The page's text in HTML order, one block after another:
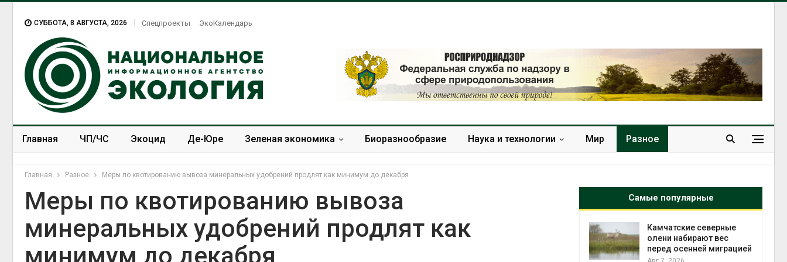
СУББОТА, 8 АВГУСТА, 2026 Спецпроекты ЭкоКалендарь
Главная ЧП/ЧС Экоцид Де-Юре Зеленая экономика Биоразнообразие Наука и технологии Мир Разное
Главная Разное Меры по квотированию вывоза минеральных удобрений продлят как минимум до декабря
Меры по квотированию вывоза
минеральных удобрений продлят как
минимум до декабря
Самые популярные
Тайфун, засуха и пожары:
сразу несколько
Микропластик из
упаковки может
Камчатские северные
олени набирают вес
перед осенней миграцией